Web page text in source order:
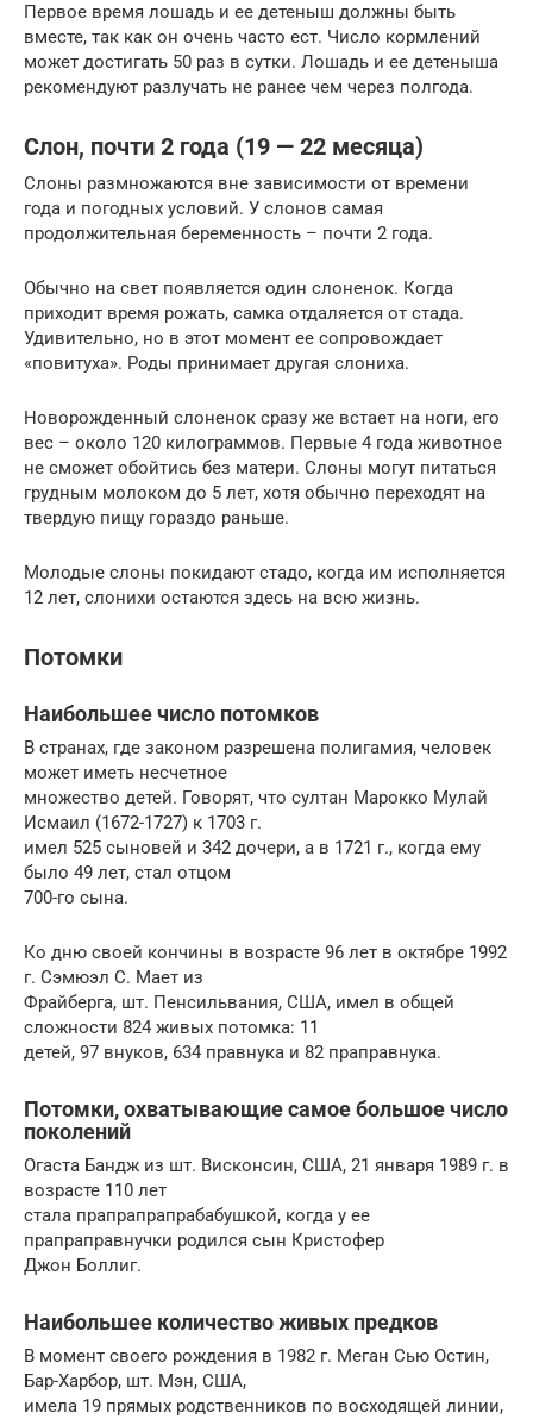
Первое время лошадь и ее детеныш должны быть
вместе, так как он очень часто ест. Число кормлений
может достигать 50 раз в сутки. Лошадь и ее детеныша
рекомендуют разлучать не ранее чем через полгода.
Слон, почти 2 года (19 — 22 месяца)
Слоны размножаются вне зависимости от времени
года и погодных условий. У слонов самая
продолжительная беременность – почти 2 года.
Обычно на свет появляется один слоненок. Когда
приходит время рожать, самка отдаляется от стада.
Удивительно, но в этот момент ее сопровождает
«повитуха». Роды принимает другая слониха.
Новорожденный слоненок сразу же встает на ноги, его
вес – около 120 килограммов. Первые 4 года животное
не сможет обойтись без матери. Слоны могут питаться
грудным молоком до 5 лет, хотя обычно переходят на
твердую пищу гораздо раньше.
Молодые слоны покидают стадо, когда им исполняется
12 лет, слонихи остаются здесь на всю жизнь.
Потомки
Наибольшее число потомков
В странах, где законом разрешена полигамия, человек
может иметь несчетное
множество детей. Говорят, что султан Марокко Мулай
Исмаил (1672-1727) к 1703 г.
имел 525 сыновей и 342 дочери, а в 1721 г., когда ему
было 49 лет, стал отцом
700-го сына.
Ко дню своей кончины в возрасте 96 лет в октябре 1992
г. Сэмюэл С. Мает из
Фрайберга, шт. Пенсильвания, США, имел в общей
сложности 824 живых потомка: 11
детей, 97 внуков, 634 правнука и 82 праправнука.
Потомки, охватывающие самое большое число
поколений
Огаста Бандж из шт. Висконсин, США, 21 января 1989 г. в
возрасте 110 лет
стала прапрапрапрабабушкой, когда у ее
прапраправнучки родился сын Кристофер
Джон Боллиг.
Наибольшее количество живых предков
В момент своего рождения в 1982 г. Меган Сью Остин,
Бар-Харбор, шт. Мэн, США,
имела 19 прямых родственников по восходящей линии,